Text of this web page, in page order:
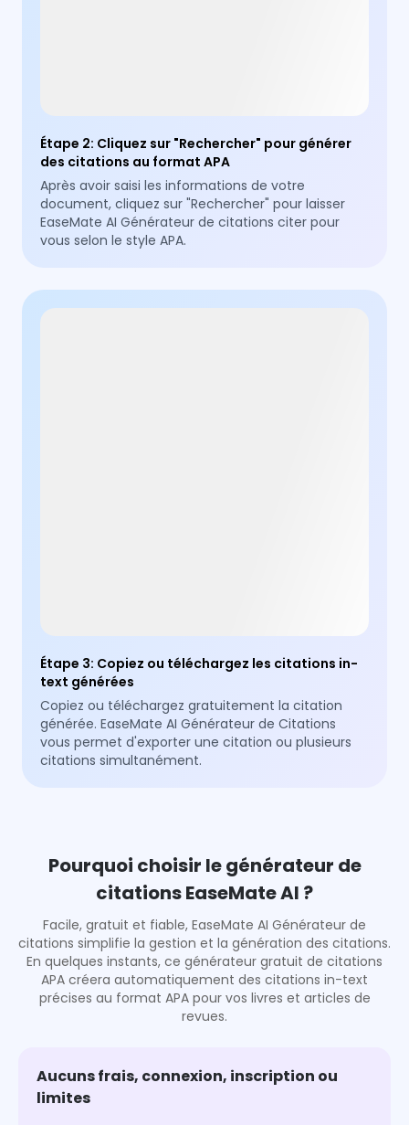
Étape 2: Cliquez sur "Rechercher" pour générer
des citations au format APA
Après avoir saisi les informations de votre
document, cliquez sur "Rechercher" pour laisser
EaseMate AI Générateur de citations citer pour
vous selon le style APA.
Étape 3: Copiez ou téléchargez les citations in-
text générées
Copiez ou téléchargez gratuitement la citation
générée. EaseMate AI Générateur de Citations
vous permet d'exporter une citation ou plusieurs
citations simultanément.
Pourquoi choisir le générateur de
citations EaseMate AI ?
Facile, gratuit et fiable, EaseMate AI Générateur de
citations simplifie la gestion et la génération des citations.
En quelques instants, ce générateur gratuit de citations
APA créera automatiquement des citations in-text
précises au format APA pour vos livres et articles de
revues.
Aucuns frais, connexion, inscription ou
limites